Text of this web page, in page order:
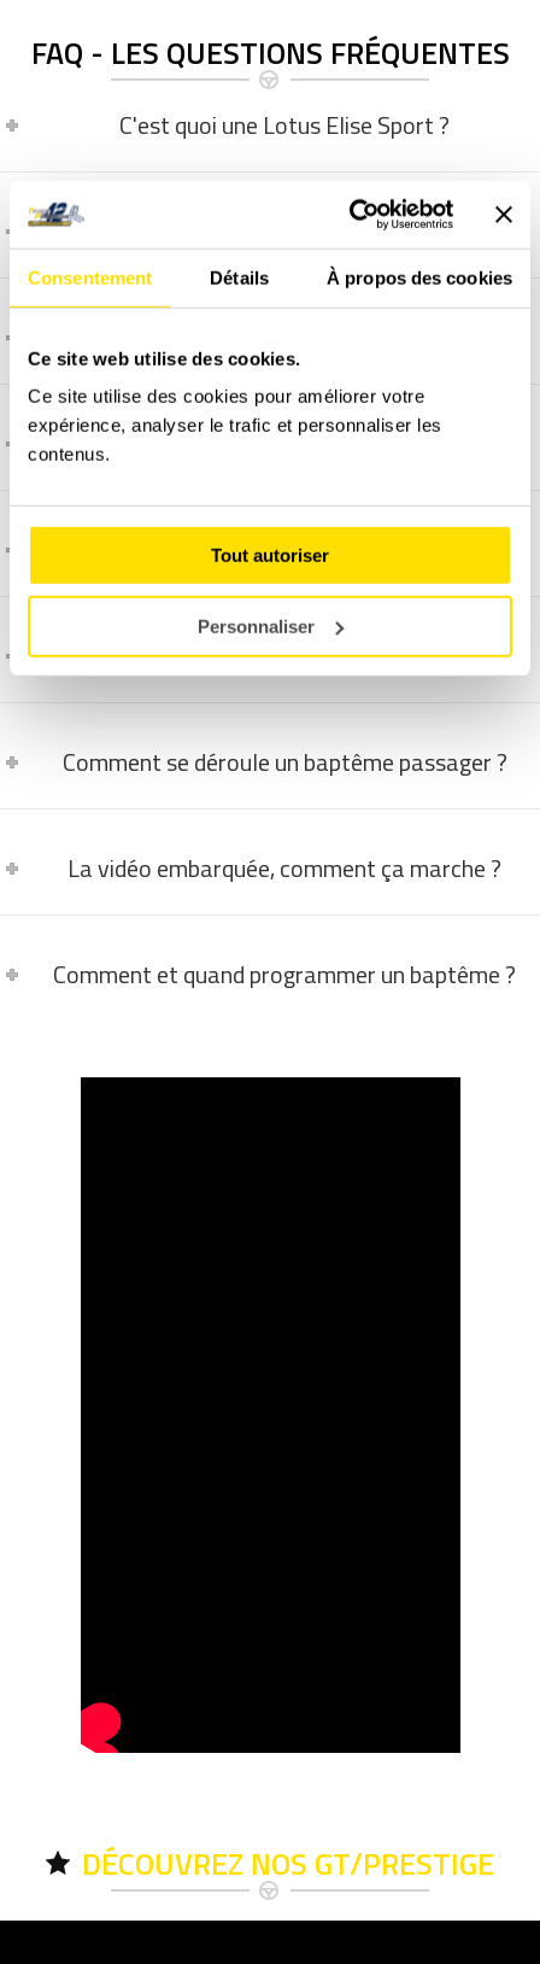
Consentement Détails À propos des cookies
Ce site web utilise des cookies.
Ce site utilise des cookies pour améliorer votre
expérience, analyser le trafic et personnaliser les
contenus.
Tout autoriser
Personnaliser
FAQ - LES QUESTIONS FRÉQUENTES
C'est quoi une Lotus Elise Sport ?
C'est quoi une Alpine A110 ?
C'est quoi une Audi R8 ?
C'est quoi une Ferrari 448 GTB ?
C'est quoi une Lamborghini Huracán LP610-4 ?
Comment se déroule un baptême passager ?
La vidéo embarquée, comment ça marche ?
Comment et quand programmer un baptême ?
DÉCOUVREZ NOS GT/PRESTIGE